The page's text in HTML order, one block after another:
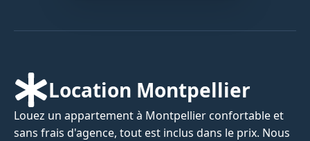
Location Montpellier
Louez un appartement à Montpellier confortable et
sans frais d'agence, tout est inclus dans le prix. Nous